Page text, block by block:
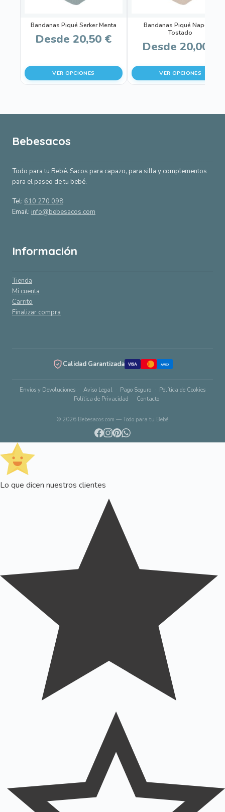
Bandanas Piqué Serker Menta
Desde 20,50 €
VER OPCIONES
elegir
página
de
Bandanas Piqué Napoles
Tostado
Desde 20,00
VER OPCIONES
elegir
página
de
Bebesacos
Todo para tu Bebé. Sacos para capazo, para silla y complementos
para el paseo de tu bebé.
Tel: 610 270 098
Email: info@bebesacos.com
Información
Tienda
Mi cuenta
Carrito
Finalizar compra
Calidad Garantizada VISA AMEX
Envíos y Devoluciones Aviso Legal Pago Seguro
Política de Cookies
Política de Privacidad
Contacto
© 2026 Bebesacos.com — Todo para tu Bebé
Lo que dicen nuestros clientes